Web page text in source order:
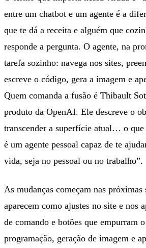
entre um chatbot e um agente é a
que te dá a receita e alguém que
responde a pergunta. O agente, na
tarefa sozinho: navega nos sites,
escreve o código, gera a imagem e
Quem comanda a fusão é Thibault
produto da OpenAI. Ele descreve o
transcender a superfície atual… o que
é um agente pessoal capaz de te
vida, seja no pessoal ou no trabalho”.
As mudanças começam nas
aparecem como ajustes no site e nos
de comando e botões que empurram
programação, geração de imagem e